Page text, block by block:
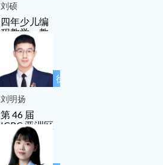
刘硕
四年少儿编
程教学、教
研经验
徐先友名师
刘明扬
第 46 届
ICPC 亚洲区
域赛（上
海）银牌